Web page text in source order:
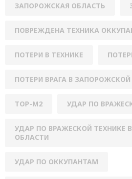
ЗАПОРОЖСКАЯ ОБЛАСТЬ
ПОВРЕЖДЕНА ТЕХНИКА
ПОТЕРИ В ТЕХНИКЕ
ПОТЕРИ ВРАГА В
ТОР-М2 УДАР ПО
УДАР ПО ВРАЖЕСКОЙ ТЕХНИКЕ
ОБЛАСТИ
УДАР ПО ОККУПАНТАМ